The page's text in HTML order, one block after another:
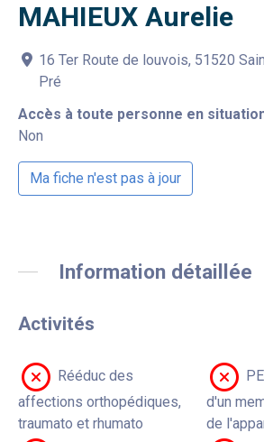
MAHIEUX Aurelie
16 Ter Route de louvois, 51520
Pré
Accès à toute personne en
Non
Ma fiche n'est pas à jour
Information détaillée
Activités
Rééduc des
affections orthopédiques,
traumato et rhumato
d'un
de